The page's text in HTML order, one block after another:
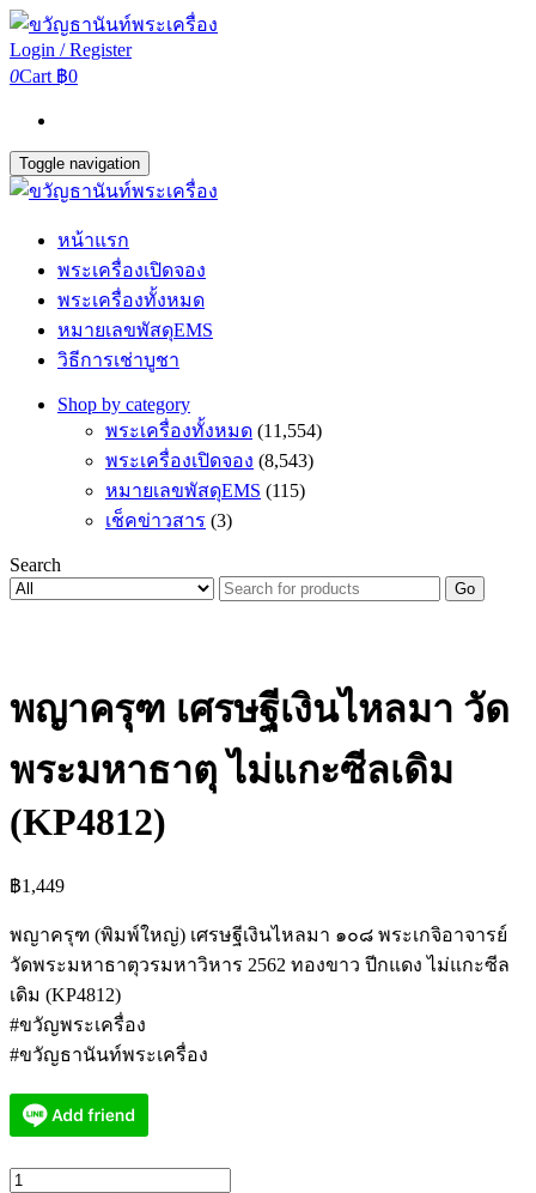
Login / Register
0Cart ฿0
Toggle navigation
หน้าแรก
พระเครื่องเปิดจอง
พระเครื่องทั้งหมด
หมายเลขพัสดุEMS
วิธีการเช่าบูชา
Shop by category
พระเครื่องทั้งหมด (11,554)
พระเครื่องเปิดจอง (8,543)
หมายเลขพัสดุEMS (115)
เช็คข่าวสาร (3)
Search
Go
พญาครุฑ เศรษฐีเงินไหลมา วัด
พระมหาธาตุ ไม่แกะซีลเดิม
(KP4812)
฿1,449
พญาครุฑ (พิมพ์ใหญ่) เศรษฐีเงินไหลมา ๑๐๘ พระเกจิอาจารย์
วัดพระมหาธาตุวรมหาวิหาร 2562 ทองขาว ปีกแดง ไม่แกะซีล
เดิม (KP4812)
#ขวัญพระเครื่อง
#ขวัญธานันท์พระเครื่อง
จำนวน